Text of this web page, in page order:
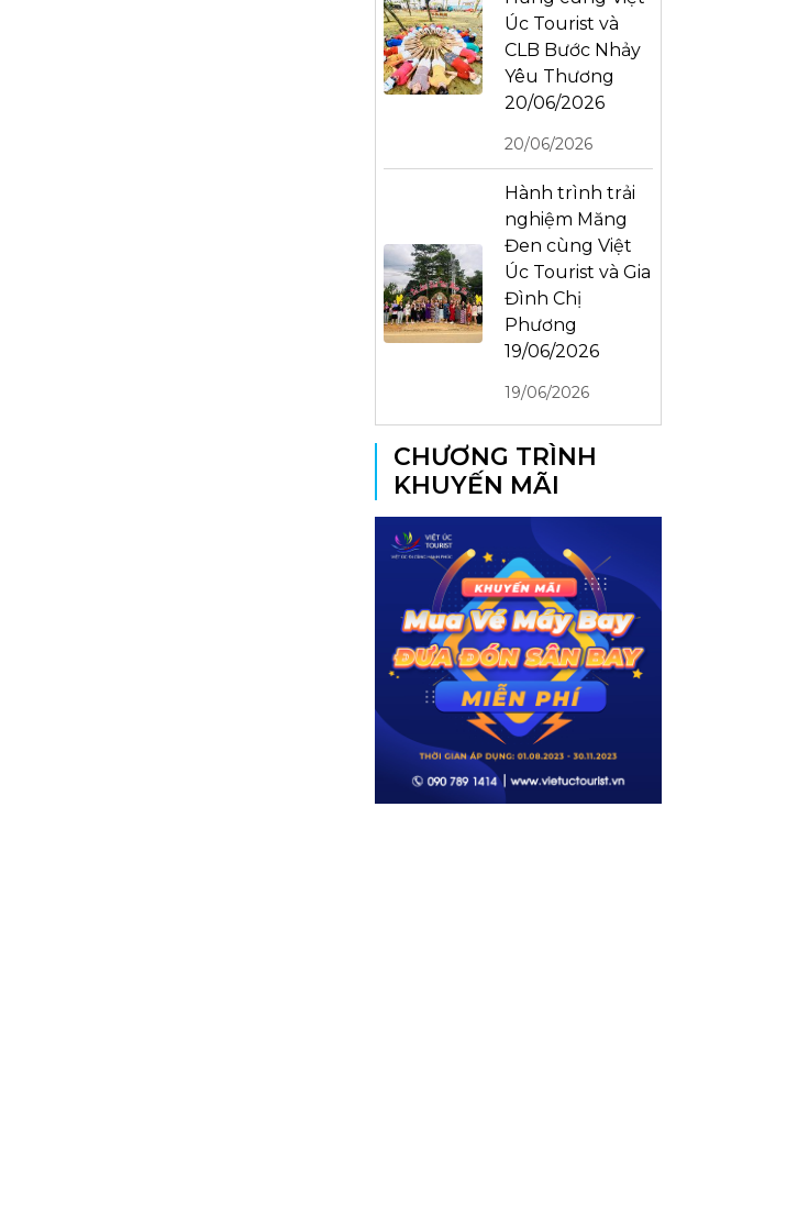
Úc Tourist và
CLB Bước Nhảy
Yêu Thương
20/06/2026
20/06/2026
Hành trình trải
nghiệm Măng
Đen cùng Việt
Úc Tourist và Gia
Đình Chị
Phương
19/06/2026
19/06/2026
CHƯƠNG TRÌNH
KHUYẾN MÃI